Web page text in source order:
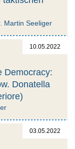
Martin Seeliger
10.05.2022
Democracy:
Donatella
03.05.2022